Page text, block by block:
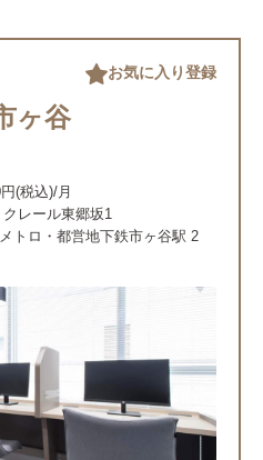
ヶ谷
(税込)/月
レール東郷坂1
トロ・都営地下鉄市ヶ谷駅 2
お気に入り登録